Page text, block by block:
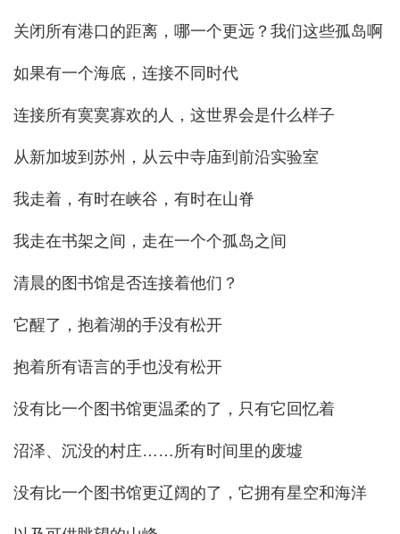
关闭所有港口的距离，哪一个更远？我们这些孤岛啊
如果有一个海底，连接不同时代
连接所有寞寞寡欢的人，这世界会是什么样子
从新加坡到苏州，从云中寺庙到前沿实验室
我走着，有时在峡谷，有时在山脊
我走在书架之间，走在一个个孤岛之间
清晨的图书馆是否连接着他们？
它醒了，抱着湖的手没有松开
抱着所有语言的手也没有松开
没有比一个图书馆更温柔的了，只有它回忆着
沼泽、沉没的村庄……所有时间里的废墟
没有比一个图书馆更辽阔的了，它拥有星空和海洋